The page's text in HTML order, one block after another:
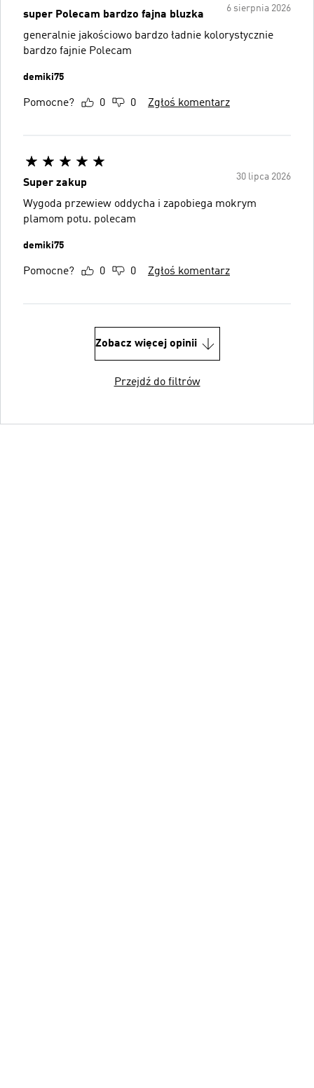
6 sierpnia 2026
super Polecam bardzo fajna bluzka
generalnie jakościowo bardzo ładnie kolorystycznie
bardzo fajnie Polecam
demiki75
Pomocne? 0 0 Zgłoś komentarz
30 lipca 2026
Super zakup
Wygoda przewiew oddycha i zapobiega mokrym
plamom potu. polecam
demiki75
Pomocne? 0 0 Zgłoś komentarz
Zobacz więcej opinii
Przejdź do filtrów